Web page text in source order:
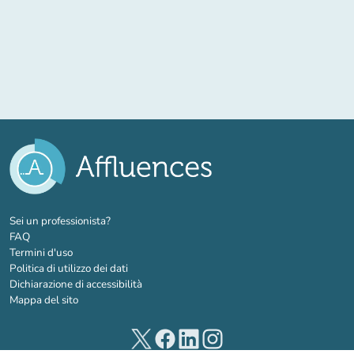
Sei un professionista?(nuova scheda)
FAQ
Termini d'uso
Politica di utilizzo dei dati
Dichiarazione di accessibilità
Mappa del sito
(nuova scheda)
(nuova scheda)
(nuova scheda)